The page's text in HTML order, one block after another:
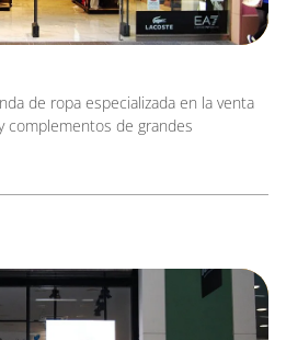
de ropa especializada en la venta
complementos de grandes